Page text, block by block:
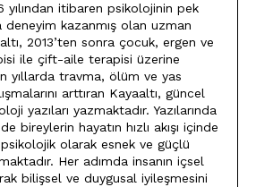
yılından itibaren psikolojinin pek
deneyim kazanmış olan uzman
2013’ten sonra çocuk, ergen ve
ile çift-aile terapisi üzerine
yıllarda travma, ölüm ve yas
arttıran Kayaaltı, güncel
yazıları yazmaktadır. Yazılarında
bireylerin hayatın hızlı akışı içinde
psikolojik olarak esnek ve güçlü
Her adımda insanın içsel
bilişsel ve duygusal iyileşmesini